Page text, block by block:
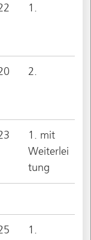
1.
2.
1. mit
Weiterlei
tung
1.